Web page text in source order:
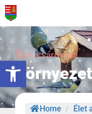
Eszköztár megnyitása
Kihagyás
Élet a városban
Home / Élet